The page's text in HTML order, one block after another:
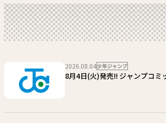
2026.08.04少年ジャンプ
8月4日(火)発売!! ジャンプコミ